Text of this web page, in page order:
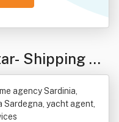
Shipping Ag
Di Leonarda Pi
agency Sardinia,
Sardegna, yacht agent,